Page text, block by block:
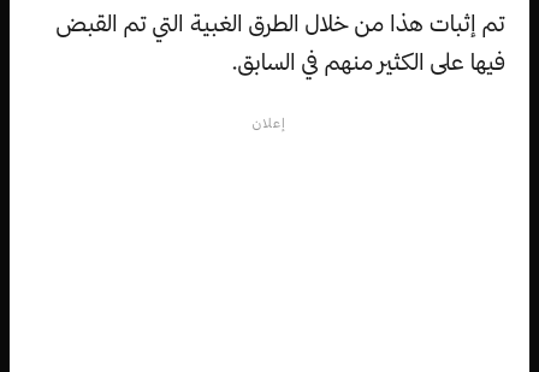
تم إثبات هذا من خلال الطرق الغبية التي تم القبض
فيها على الكثير منهم في السابق.
إعلان